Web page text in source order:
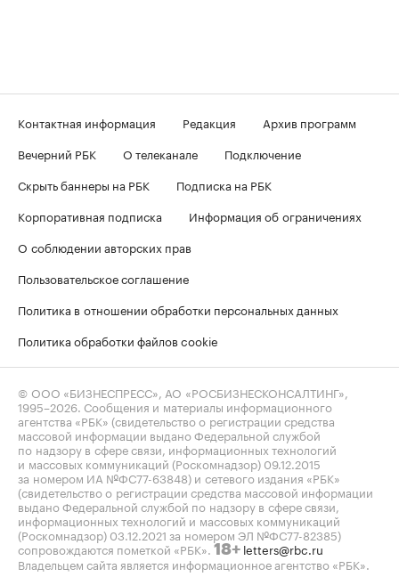
Контактная информация Редакция
Архив программ
Вечерний РБК
О телеканале
Подключение
Скрыть баннеры на РБК
Подписка на РБК
Корпоративная подписка
Информация об ограничениях
О соблюдении авторских прав
Пользовательское соглашение
Политика в отношении обработки персональных данных
Политика обработки файлов cookie
© ООО «БИЗНЕСПРЕСС», АО «РОСБИЗНЕСКОНСАЛТИНГ»,
1995–2026 . Сообщения и материалы информационного
агентства «РБК» (свидетельство о регистрации средства
массовой информации выдано Федеральной службой
по надзору в сфере связи, информационных технологий
и массовых коммуникаций (Роскомнадзор) 09.12.2015
за номером ИА №ФС77-63848) и сетевого издания «РБК»
(свидетельство о регистрации средства массовой информации
выдано Федеральной службой по надзору в сфере связи,
информационных технологий и массовых коммуникаций
(Роскомнадзор) 03.12.2021 за номером ЭЛ №ФС77-82385)
сопровождаются пометкой «РБК». 18+ letters@rbc.ru
Владельцем сайта является информационное агентство «РБК».